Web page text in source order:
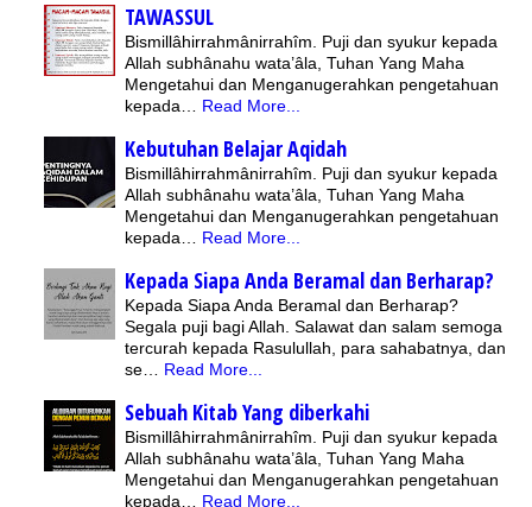
TAWASSUL
Bismillâhirrahmânirrahîm. Puji dan syukur kepada
Allah subhânahu wata’âla, Tuhan Yang Maha
Mengetahui dan Menganugerahkan pengetahuan
kepada…
Read More...
Kebutuhan Belajar Aqidah
Bismillâhirrahmânirrahîm. Puji dan syukur kepada
Allah subhânahu wata’âla, Tuhan Yang Maha
Mengetahui dan Menganugerahkan pengetahuan
kepada…
Read More...
Kepada Siapa Anda Beramal dan Berharap?
Kepada Siapa Anda Beramal dan Berharap?
Segala puji bagi Allah. Salawat dan salam semoga
tercurah kepada Rasulullah, para sahabatnya, dan
se…
Read More...
Sebuah Kitab Yang diberkahi
Bismillâhirrahmânirrahîm. Puji dan syukur kepada
Allah subhânahu wata’âla, Tuhan Yang Maha
Mengetahui dan Menganugerahkan pengetahuan
kepada…
Read More...